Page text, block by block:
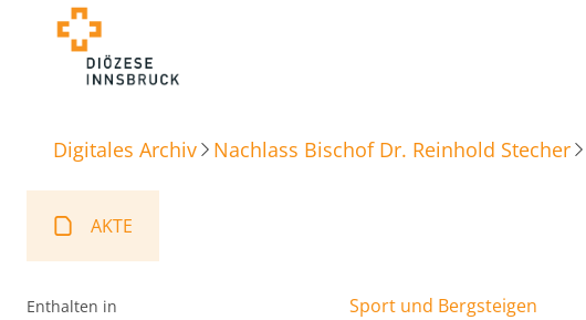
Digitales Archiv Nachlass Bischof Dr. Reinhold Stecher
AKTE
Enthalten in Sport und Bergsteigen